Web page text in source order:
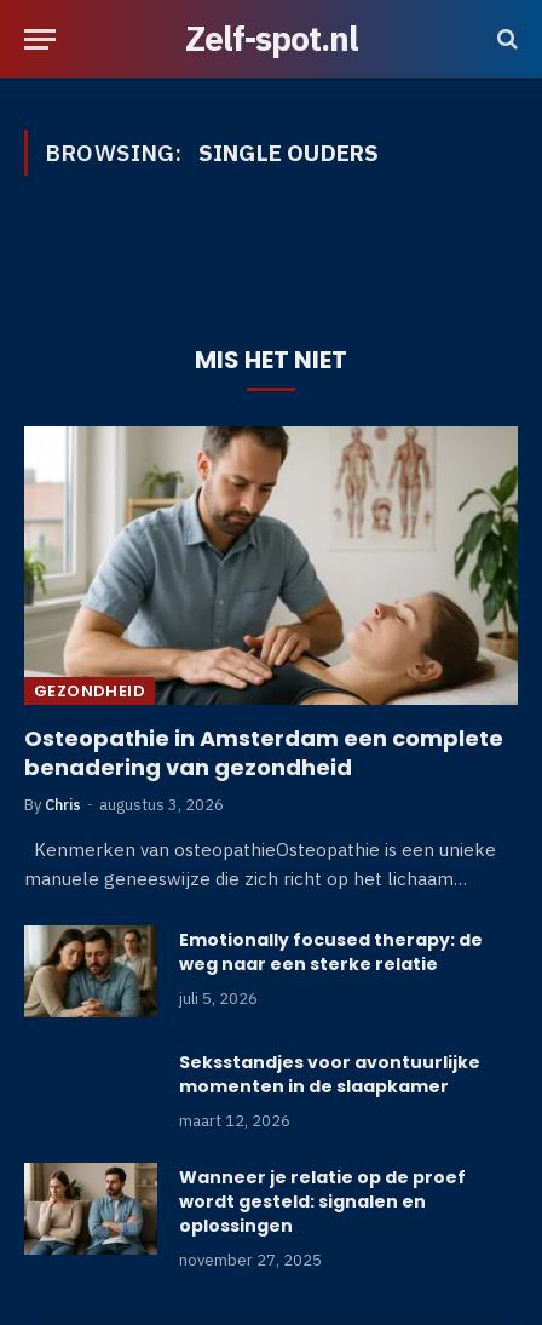
Zelf-spot.nl
BROWSING: SINGLE OUDERS
MIS HET NIET
GEZONDHEID
Osteopathie in Amsterdam een complete
benadering van gezondheid
By Chris augustus 3, 2026
Kenmerken van osteopathieOsteopathie is een unieke
manuele geneeswijze die zich richt op het lichaam…
Emotionally focused therapy: de
weg naar een sterke relatie
juli 5, 2026
Seksstandjes voor avontuurlijke
momenten in de slaapkamer
maart 12, 2026
Wanneer je relatie op de proef
wordt gesteld: signalen en
oplossingen
november 27, 2025